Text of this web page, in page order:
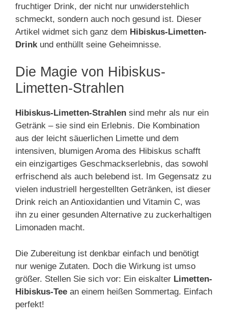
fruchtiger Drink, der nicht nur unwiderstehlich
schmeckt, sondern auch noch gesund ist. Dieser
Artikel widmet sich ganz dem Hibiskus-Limetten-
Drink und enthüllt seine Geheimnisse.
Die Magie von Hibiskus-
Limetten-Strahlen
Hibiskus-Limetten-Strahlen sind mehr als nur ein
Getränk – sie sind ein Erlebnis. Die Kombination
aus der leicht säuerlichen Limette und dem
intensiven, blumigen Aroma des Hibiskus schafft
ein einzigartiges Geschmackserlebnis, das sowohl
erfrischend als auch belebend ist. Im Gegensatz zu
vielen industriell hergestellten Getränken, ist dieser
Drink reich an Antioxidantien und Vitamin C, was
ihn zu einer gesunden Alternative zu zuckerhaltigen
Limonaden macht.
Die Zubereitung ist denkbar einfach und benötigt
nur wenige Zutaten. Doch die Wirkung ist umso
größer. Stellen Sie sich vor: Ein eiskalter Limetten-
Hibiskus-Tee an einem heißen Sommertag. Einfach
perfekt!